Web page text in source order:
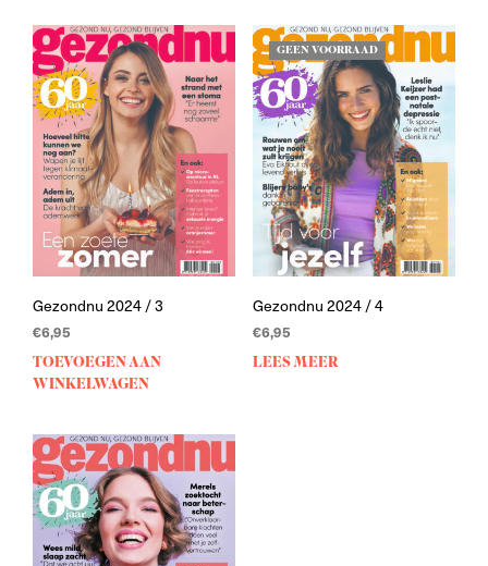
Gezondnu 2024 / 3
€6,95
TOEVOEGEN AAN
WINKELWAGEN
GEEN VOORRAAD
Gezondnu 2024 / 4
€6,95
LEES MEER